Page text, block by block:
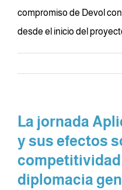
compromiso de Devol
desde el inicio del
La jornada
y sus efectos
diplomacia